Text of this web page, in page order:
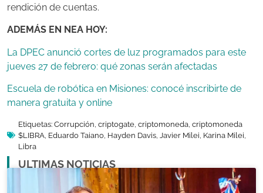
rendición de cuentas.
ADEMÁS EN NEA HOY:
La DPEC anunció cortes de luz programados para este
jueves 27 de febrero: qué zonas serán afectadas
Escuela de robótica en Misiones: conocé inscribirte de
manera gratuita y online
Etiquetas: Corrupción criptogate criptomoneda criptomoneda
$LIBRA Eduardo Taiano Hayden Davis Javier Milei Karina Milei
Libra
ULTIMAS NOTICIAS